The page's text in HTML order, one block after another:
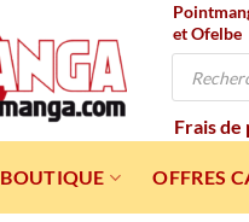
et Ofelbe
Recherche
Frais de
BOUTIQUE OFFRES